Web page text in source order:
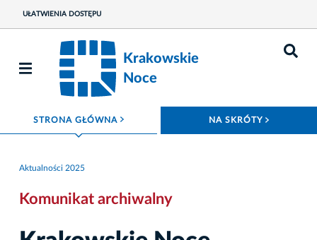
UŁATWIENIA DOSTĘPU
Krakowskie
Noce
STRONA GŁÓWNA ROZWIŃ MENU NA SKRÓTY
Aktualności 2025
Komunikat archiwalny